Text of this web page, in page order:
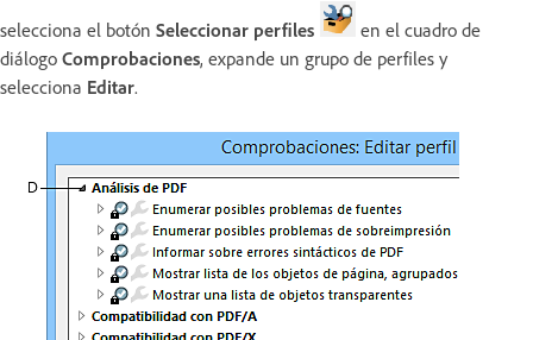
selecciona el botón Seleccionar perfiles
en el cuadro de
diálogo Comprobaciones, expande un grupo de perfiles y
selecciona Editar.